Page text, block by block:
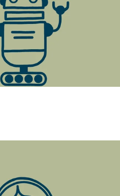
AGV fornisce una gestione
dei sistemi di movimentazione
come LGV (Laser Guided
e AMR (Autonomous Mobile